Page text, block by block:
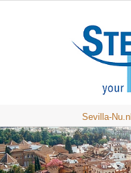
Sevilla-Nu.nl